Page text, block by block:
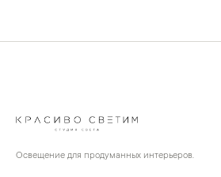
Освещение для продуманных интерьеров.